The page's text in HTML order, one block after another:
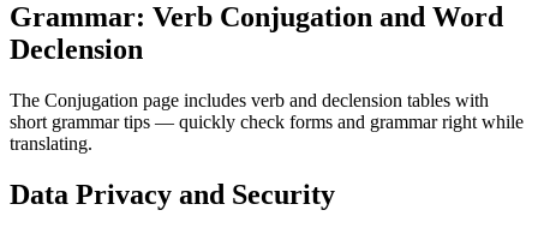
Grammar: Verb Conjugation and Word
Declension
The Conjugation page includes verb and declension tables with
short grammar tips — quickly check forms and grammar right while
translating.
Data Privacy and Security